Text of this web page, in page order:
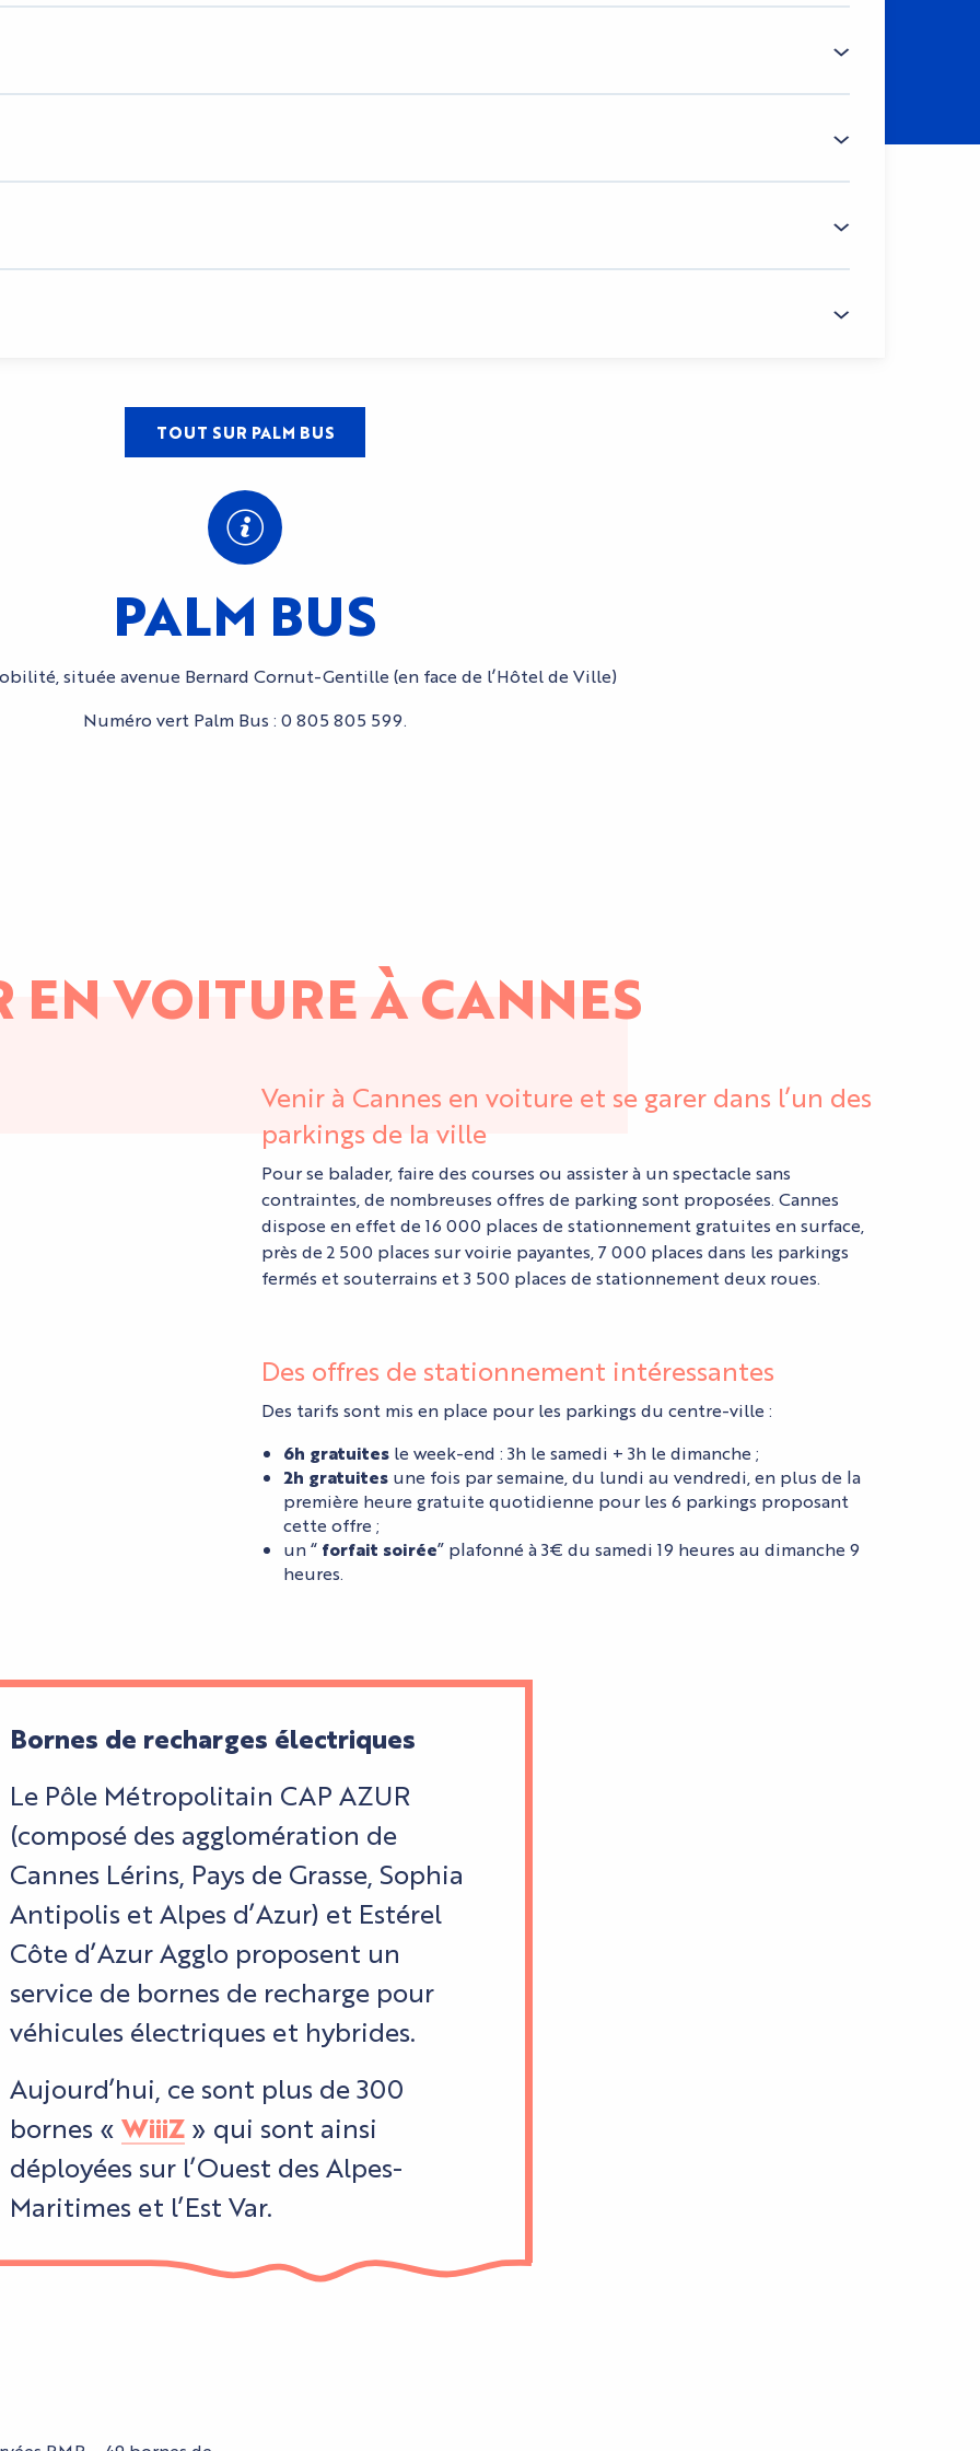
TOUT SUR PALM BUS
PALM BUS
située avenue Bernard Cornut-Gentille (en face de l’Hôtel de Ville)
Numéro vert Palm Bus : 0 805 805 599.
EN VOITURE À CANNES
Venir à Cannes en voiture et se garer dans l’un des
parkings de la ville
Pour se balader, faire des courses ou assister à un spectacle sans
contraintes, de nombreuses offres de parking sont proposées. Cannes
dispose en effet de 16 000 places de stationnement gratuites en surface,
près de 2 500 places sur voirie payantes, 7 000 places dans les parkings
fermés et souterrains et 3 500 places de stationnement deux roues.
Des offres de stationnement intéressantes
Des tarifs sont mis en place pour les parkings du centre-ville :
6h gratuites le week-end : 3h le samedi + 3h le dimanche ;
2h gratuites une fois par semaine , du lundi au vendredi, en plus de la
première heure gratuite quotidienne pour les 6 parkings proposant
cette offre ;
un “ forfait soirée” plafonné à3€ du samedi 19 heures au dimanche 9
heures.
Bornes de recharges électriques
Le Pôle Métropolitain CAP AZUR
(composé des agglomération de
Cannes Lérins, Pays de Grasse, Sophia
Antipolis et Alpes d’Azur) et Estérel
Côte d’Azur Agglo proposent un
service de bornes de recharge pour
véhicules électriques et hybrides.
Aujourd’hui, ce sont plus de 300
bornes « WiiiZ» qui sont ainsi
déployées sur l’Ouest des Alpes-
Maritimes et l’Est Var.